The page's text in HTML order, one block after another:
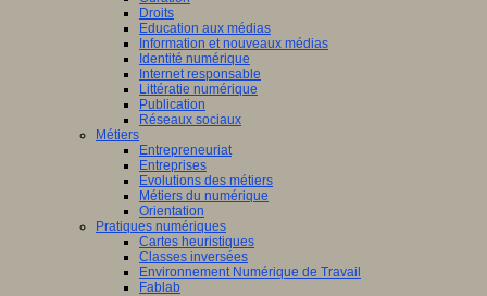
Droits
Education aux médias
Information et nouveaux médias
Identité numérique
Internet responsable
Littératie numérique
Publication
Réseaux sociaux
Métiers
Entrepreneuriat
Entreprises
Evolutions des métiers
Métiers du numérique
Orientation
Pratiques numériques
Cartes heuristiques
Classes inversées
Environnement Numérique de Travail
Fablab